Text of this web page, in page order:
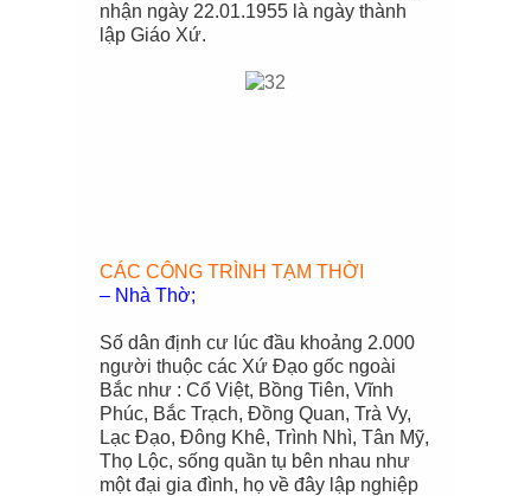
nhận ngày 22.01.1955 là ngày thành
lập Giáo Xứ.
CÁC CÔNG TRÌNH TẠM THỜI
– Nhà Thờ;
Số dân định cư lúc đầu khoảng 2.000
người thuộc các Xứ Đạo gốc ngoài
Bắc như : Cổ Việt, Bồng Tiên, Vĩnh
Phúc, Bắc Trạch, Đồng Quan, Trà Vy,
Lạc Đạo, Đông Khê, Trình Nhì, Tân Mỹ,
Thọ Lộc, sống quần tụ bên nhau như
một đại gia đình, họ về đây lập nghiệp